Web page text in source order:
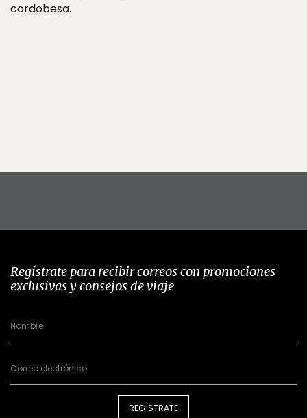
cordobesa.
Regístrate para recibir correos con promociones
exclusivas y consejos de viaje
REGÍSTRATE